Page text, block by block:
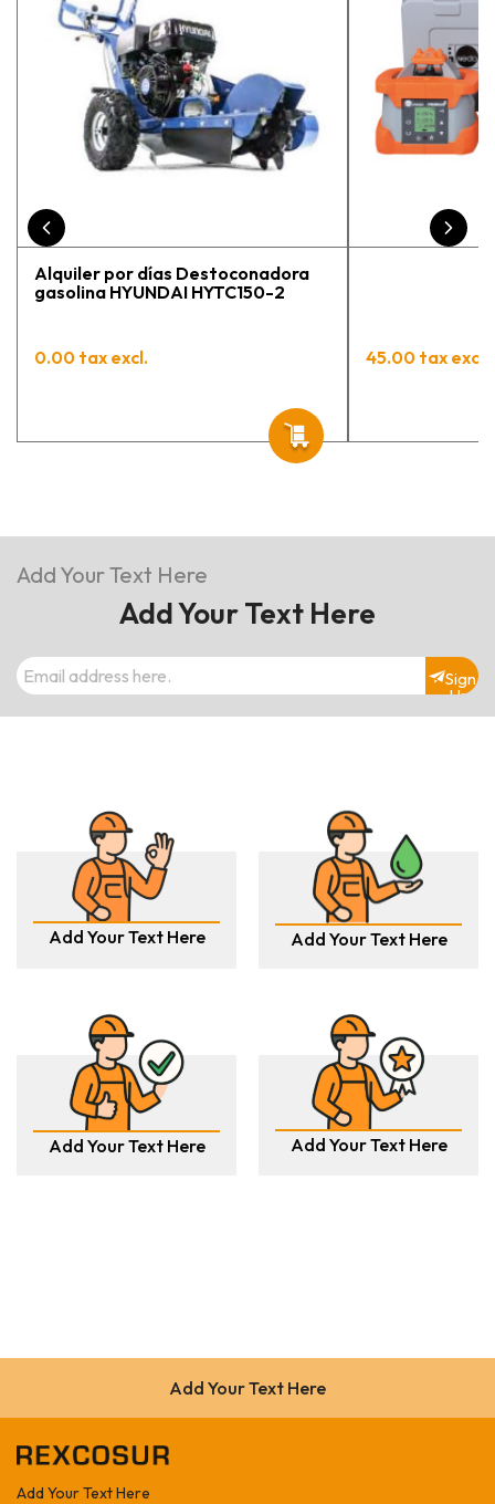
En general, la recomiendo, he
vuelto a comprar, tengo varios
pedidos en proceso y muy
Alquiler por días Destoconadora
gasolina HYUNDAI HYTC150-2
0.00 tax excl. 45.00 tax excl.
Add Your Text Here
Add Your Text Here
Sign
Up
Add Your Text Here Add Your Text Here
Add Your Text Here Add Your Text Here
Add Your Text Here
Add Your Text Here